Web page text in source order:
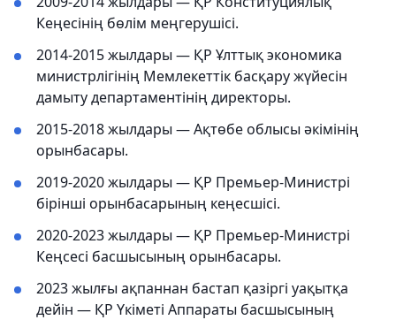
Кеңесінің бөлім меңгерушісі.
2014-2015 жылдары — ҚР Ұлттық экономика
министрлігінің Мемлекеттік басқару жүйесін
дамыту департаментінің директоры.
2015-2018 жылдары — Ақтөбе облысы әкімінің
орынбасары.
2019-2020 жылдары — ҚР Премьер-Министрі
бірінші орынбасарының кеңесшісі.
2020-2023 жылдары — ҚР Премьер-Министрі
Кеңсесі басшысының орынбасары.
2023 жылғы ақпаннан бастап қазіргі уақытқа
дейін — ҚР Үкіметі Аппараты басшысының